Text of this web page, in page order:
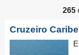
265
Cruzeiro Caribe